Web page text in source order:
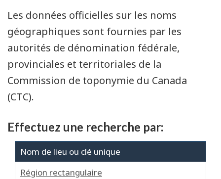
Les données officielles sur les noms
géographiques sont fournies par les
autorités de dénomination fédérale,
provinciales et territoriales de la
Commission de toponymie du Canada
(CTC).
Effectuez une recherche par:
Nom de lieu ou clé unique
Région rectangulaire